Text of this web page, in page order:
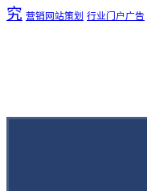
究 营销网站策划 行业门户广告